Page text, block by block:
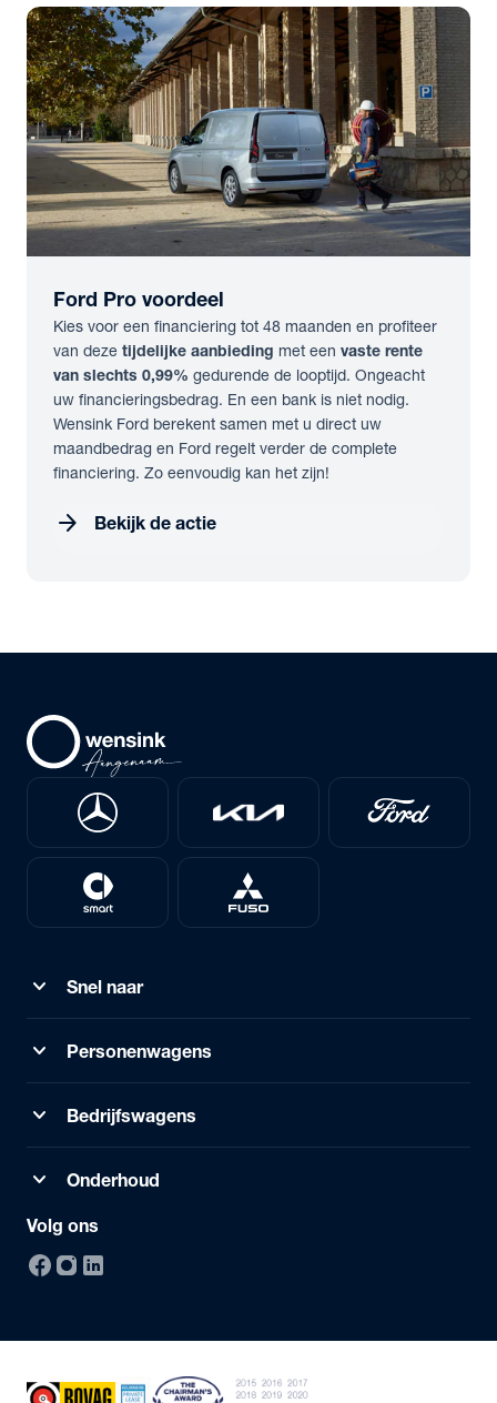
Ford Pro voordeel
Kies voor een financiering tot 48 maanden en profiteer
van deze tijdelijke aanbieding met een vaste rente
van slechts 0,99% gedurende de looptijd. Ongeacht
uw financieringsbedrag. En een bank is niet nodig.
Wensink Ford berekent samen met u direct uw
maandbedrag en Ford regelt verder de complete
financiering. Zo eenvoudig kan het zijn!
arrow_forward Bekijk de actie
expand_more Snel naar
expand_more Personenwagens
expand_more Bedrijfswagens
expand_more Onderhoud
Volg ons